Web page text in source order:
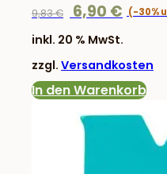
9,83€
Ursprünglicher
war:
9,83 €
6,90 €
inkl. 20 % MwSt.
zzgl. Versandkosten
In den Warenkorb